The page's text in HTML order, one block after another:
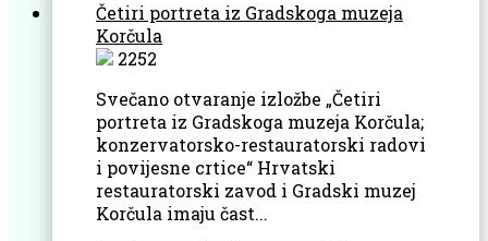
Četiri portreta iz Gradskoga muzeja
Korčula
2252
Svečano otvaranje izložbe „Četiri
portreta iz Gradskoga muzeja Korčula;
konzervatorsko-restauratorski radovi
i povijesne crtice“ Hrvatski
restauratorski zavod i Gradski muzej
Korčula imaju čast...